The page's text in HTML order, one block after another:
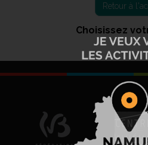
Retour à
Choisissez